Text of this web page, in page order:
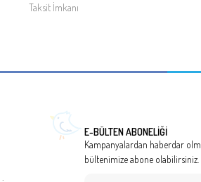
Taksit İmkanı
E-BÜLTEN ABONELİĞİ
Kampanyalardan haberdar
bültenimize abone olabilirsiniz.